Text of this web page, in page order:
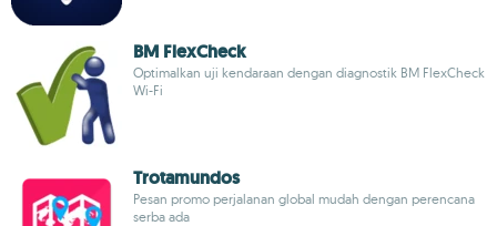
BM FlexCheck
Optimalkan uji kendaraan dengan diagnostik BM FlexCheck
Wi-Fi
Trotamundos
Pesan promo perjalanan global mudah dengan perencana
serba ada